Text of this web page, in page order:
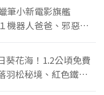
筆小新電影旗艦
機器人爸爸、邪惡正
買翻
葵花海！1.2公頃免費
羽松秘境、紅色鐵橋